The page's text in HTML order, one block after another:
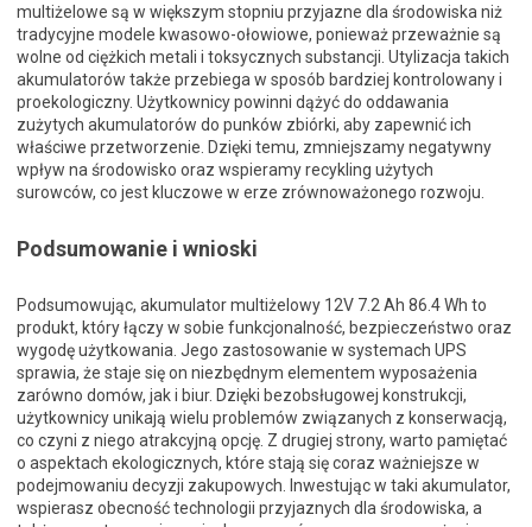
multiżelowe są w większym stopniu przyjazne dla środowiska niż
tradycyjne modele kwasowo-ołowiowe, ponieważ przeważnie są
wolne od ciężkich metali i toksycznych substancji. Utylizacja takich
akumulatorów także przebiega w sposób bardziej kontrolowany i
proekologiczny. Użytkownicy powinni dążyć do oddawania
zużytych akumulatorów do punków zbiórki, aby zapewnić ich
właściwe przetworzenie. Dzięki temu, zmniejszamy negatywny
wpływ na środowisko oraz wspieramy recykling użytych
surowców, co jest kluczowe w erze zrównoważonego rozwoju.
Podsumowanie i wnioski
Podsumowując, akumulator multiżelowy 12V 7.2 Ah 86.4 Wh to
produkt, który łączy w sobie funkcjonalność, bezpieczeństwo oraz
wygodę użytkowania. Jego zastosowanie w systemach UPS
sprawia, że staje się on niezbędnym elementem wyposażenia
zarówno domów, jak i biur. Dzięki bezobsługowej konstrukcji,
użytkownicy unikają wielu problemów związanych z konserwacją,
co czyni z niego atrakcyjną opcję. Z drugiej strony, warto pamiętać
o aspektach ekologicznych, które stają się coraz ważniejsze w
podejmowaniu decyzji zakupowych. Inwestując w taki akumulator,
wspierasz obecność technologii przyjaznych dla środowiska, a